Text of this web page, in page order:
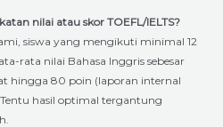
nilai atau skor TOEFL/IELTS?
siswa yang mengikuti minimal 12
rata nilai Bahasa Inggris sebesar
hingga 80 poin (laporan internal
hasil optimal tergantung